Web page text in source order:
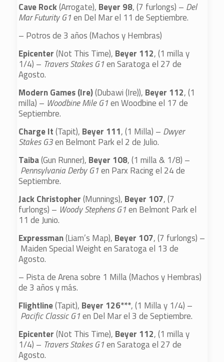
Cave Rock(Arrogate), Beyer 98, (7 furlongs) – Del
Mar Futurity G1en Del Mar el 11 de Septiembre.
– Potros de 3 años (Machos y Hembras)
Epicenter(Not This Time), Beyer 112, (1 milla y
1/4) – Travers Stakes G1en Saratoga el 27 de
Agosto.
Modern Games (Ire)(Dubawi (Ire)), Beyer 112, (1
milla) – Woodbine Mile G1en Woodbine el 17 de
Septiembre.
Charge It(Tapit), Beyer 111, (1 Milla) – Dwyer
Stakes G3en Belmont Park el 2 de Julio.
Taiba(Gun Runner), Beyer 108, (1 milla & 1/8) –
Pennsylvania Derby G1en Parx Racing el 24 de
Septiembre.
Jack Christopher(Munnings), Beyer 107, (7
furlongs) – Woody Stephens G1en Belmont Park el
11 de Junio.
Expressman(Liam’s Map), Beyer 107, (7 furlongs) –
Maiden Special Weight en Saratoga el 13 de
Agosto.
– Pista de Arena sobre 1 Milla (Machos y Hembras)
de 3 años y más.
Flightline(Tapit), Beyer 126***, (1 Milla y 1/4) –
Pacific Classic G1en Del Mar el 3 de Septiembre.
Epicenter(Not This Time), Beyer 112, (1 milla y
1/4) – Travers Stakes G1en Saratoga el 27 de
Agosto.